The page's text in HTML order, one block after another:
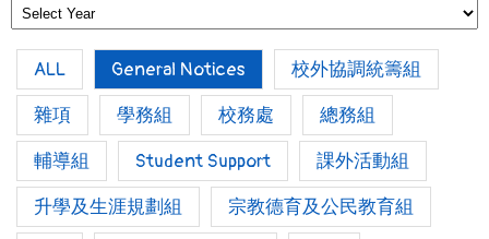
ALL General Notices
校外協調統籌組
雜項
學務組 校務處
總務組
輔導組
Student Support
課外活動組
升學及生涯規劃組
宗教德育及公民教育組